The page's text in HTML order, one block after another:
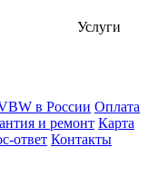
Услуги
в России Оплата
и ремонт Карта
ответ Контакты